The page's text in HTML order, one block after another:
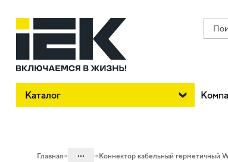
Каталог
Главная ... Коннектор кабельный герметичный